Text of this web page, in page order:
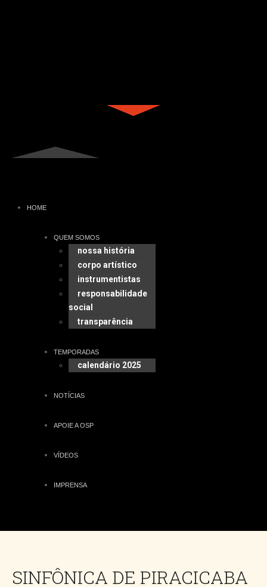
HOME
QUEM SOMOS
nossa história
corpo artístico
instrumentistas
responsabilidade
social
transparência
TEMPORADAS
calendário 2025
NOTÍCIAS
APOIE A OSP
VÍDEOS
IMPRENSA
SINFÔNICA DE PIRACICABA